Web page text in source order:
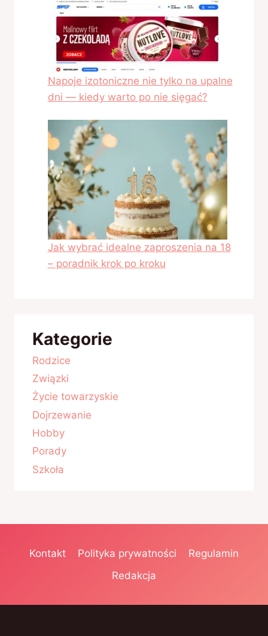
Napoje izotoniczne nie tylko na upalne
dni — kiedy warto po nie sięgać?
Jak wybrać idealne zaproszenia na 18
– poradnik krok po kroku
Kategorie
Rodzice
Związki
Życie towarzyskie
Dojrzewanie
Hobby
Porady
Szkoła
Kontakt Polityka prywatności
Regulamin
Redakcja